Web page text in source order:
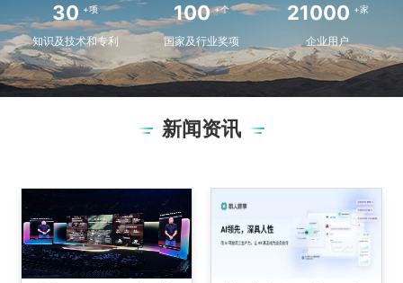
30 +项
知识及技术和专利
100 +个
国家及行业奖项
21000 +家
企业用户
新闻资讯